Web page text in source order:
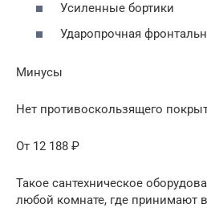
Усиленные бортики
Ударопрочная
Минусы
Нет противоскользящего
От 12 188 ₽
Такое сантехническое
любой комнате, где принимают